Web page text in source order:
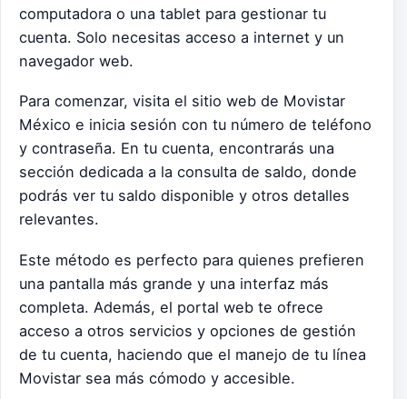
computadora o una tablet para gestionar tu
cuenta. Solo necesitas acceso a internet y un
navegador web.
Para comenzar, visita el sitio web de Movistar
México e inicia sesión con tu número de teléfono
y contraseña. En tu cuenta, encontrarás una
sección dedicada a la consulta de saldo, donde
podrás ver tu saldo disponible y otros detalles
relevantes.
Este método es perfecto para quienes prefieren
una pantalla más grande y una interfaz más
completa. Además, el portal web te ofrece
acceso a otros servicios y opciones de gestión
de tu cuenta, haciendo que el manejo de tu línea
Movistar sea más cómodo y accesible.